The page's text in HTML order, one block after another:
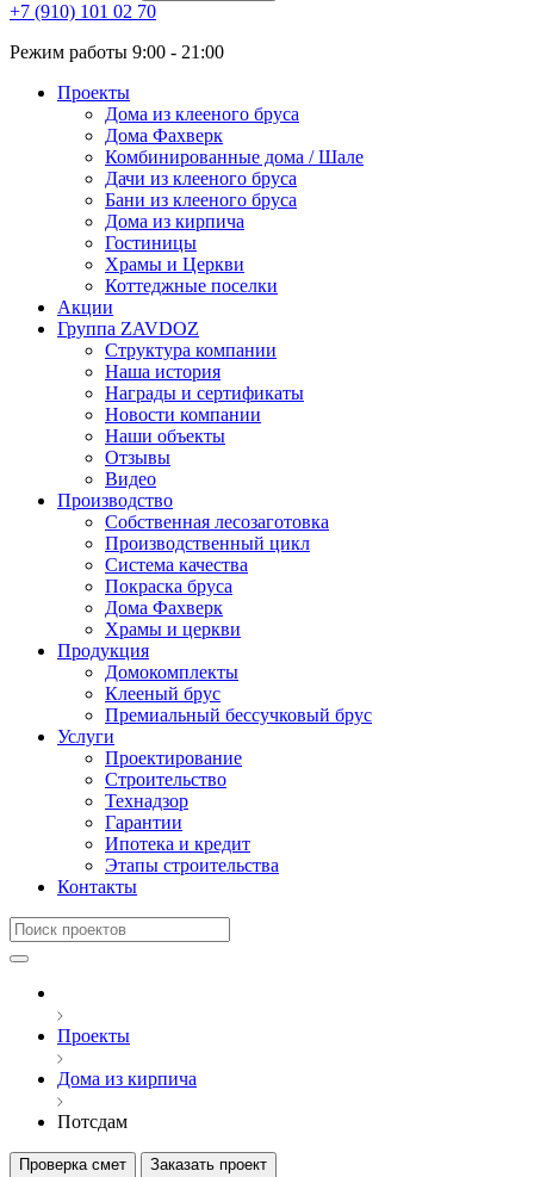
+7 (910) 101 02 70
Режим работы 9:00 - 21:00
Проекты
Дома из клееного бруса
Дома Фахверк
Комбинированные дома / Шале
Дачи из клееного бруса
Бани из клееного бруса
Дома из кирпича
Гостиницы
Храмы и Церкви
Коттеджные поселки
Акции
Группа ZAVDOZ
Структура компании
Наша история
Награды и сертификаты
Новости компании
Наши объекты
Отзывы
Видео
Производство
Собственная лесозаготовка
Производственный цикл
Система качества
Покраска бруса
Дома Фахверк
Храмы и церкви
Продукция
Домокомплекты
Клееный брус
Премиальный бессучковый брус
Услуги
Проектирование
Строительство
Технадзор
Гарантии
Ипотека и кредит
Этапы строительства
Контакты
Проекты
Дома из кирпича
Потсдам
Проверка смет Заказать проект